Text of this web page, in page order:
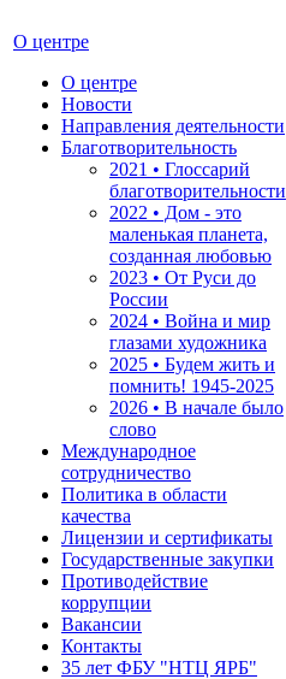
О центре
О центре
Новости
Направления деятельности
Благотворительность
2021 • Глоссарий
благотворительности
2022 • Дом - это
маленькая планета,
созданная любовью
2023 • От Руси до
России
2024 • Война и мир
глазами художника
2025 • Будем жить и
помнить! 1945-2025
2026 • В начале было
слово
Международное
сотрудничество
Политика в области
качества
Лицензии и сертификаты
Государственные закупки
Противодействие
коррупции
Вакансии
Контакты
35 лет ФБУ "НТЦ ЯРБ"